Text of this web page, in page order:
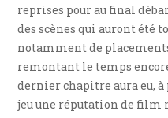
reprises pour au final
des scènes qui auront été
notamment de
remontant le temps
dernier chapitre aura eu, à
jeu une réputation de film